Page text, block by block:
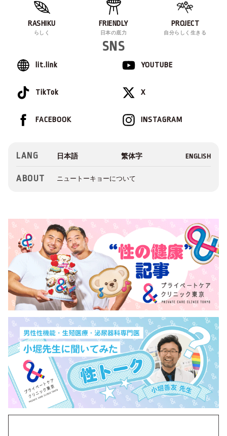
RASHIKU
らしく
FRIENDLY
日本の底力
PROJECT
自分らしく生きる
SNS
lit.link YOUTUBE
TikTok X
INSTAGRAM
FACEBOOK
LANG
ABOUT ニュートーキョーについて